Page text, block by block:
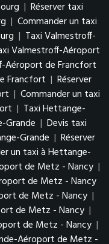
| Réserver taxi
| Commander un taxi
| Taxi Valmestroff-
Valmestroff-Aéroport
Aéroport de Francfort
Francfort | Réserver
| Commander un taxi
| Taxi Hettange-
Grande | Devis taxi
Grande | Réserver
un taxi à Hettange-
de Metz - Nancy |
de Metz - Nancy
de Metz - Nancy |
de Metz - Nancy |
de Metz - Nancy |
Aéroport de Metz -